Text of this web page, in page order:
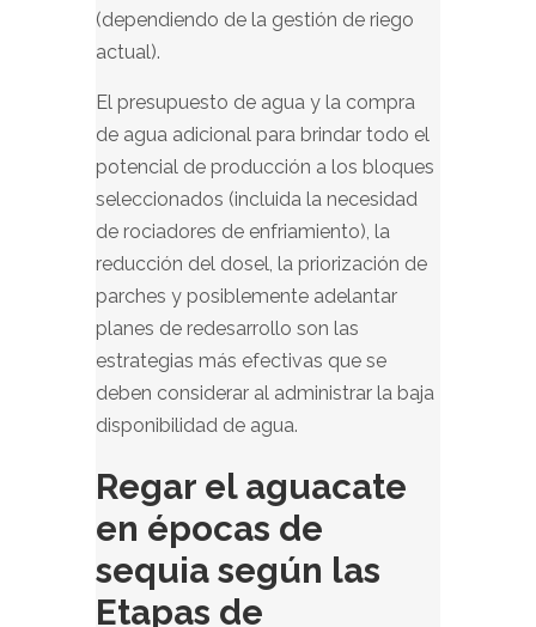
(dependiendo de la gestión de riego
actual).
El presupuesto de agua y la compra
de agua adicional para brindar todo el
potencial de producción a los bloques
seleccionados (incluida la necesidad
de rociadores de enfriamiento), la
reducción del dosel, la priorización de
parches y posiblemente adelantar
planes de redesarrollo son las
estrategias más efectivas que se
deben considerar al administrar la baja
disponibilidad de agua.
Regar el aguacate
en épocas de
sequia según las
Etapas de